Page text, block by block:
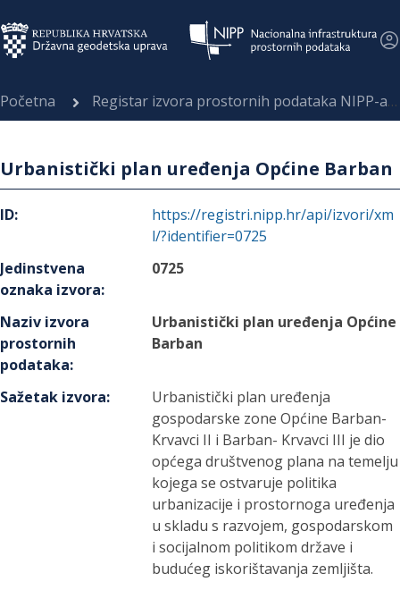
Početna Registar izvora prostornih podataka NIPP-a
Urbanistički plan uređenja Općine Barban
ID:
https://registri.nipp.hr/api/izvori/xm
l/?identifier=0725
Jedinstvena
oznaka izvora:
0725
Naziv izvora
prostornih
podataka:
Urbanistički plan uređenja Općine
Barban
Sažetak izvora:
Urbanistički plan uređenja
gospodarske zone Općine Barban-
Krvavci II i Barban- Krvavci III je dio
općega društvenog plana na temelju
kojega se ostvaruje politika
urbanizacije i prostornoga uređenja
u skladu s razvojem, gospodarskom
i socijalnom politikom države i
budućeg iskorištavanja zemljišta.